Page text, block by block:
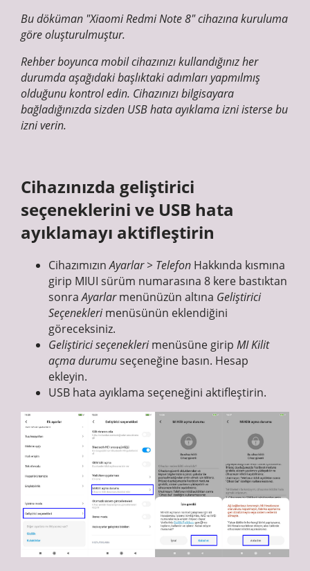
Bu döküman "Xiaomi Redmi Note 8" cihazına kuruluma
göre oluşturulmuştur.
Rehber boyunca mobil cihazınızı kullandığınız her
durumda aşağıdaki başlıktaki adımları yapmılmış
olduğunu kontrol edin. Cihazınızı bilgisayara
bağladığınızda sizden USB hata ayıklama izni isterse bu
izni verin.
Cihazınızda geliştirici
seçeneklerini ve USB hata
ayıklamayı aktifleştirin
CihazımızınAyarlar > Telefon Hakkında kısmına
girip MIUI sürüm numarasına 8 kere bastıktan
sonraAyarlarmenünüzün altına Geliştirici
Seçeneklerimenüsünün eklendiğini
göreceksiniz.
Geliştirici seçeneklerimenüsüne girip MI Kilit
açma durumuseçeneğine basın. Hesap
ekleyin.
USB hata ayıklama seçeneğini aktifleştirin.